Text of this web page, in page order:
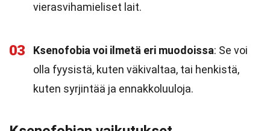
vierasvihamieliset lait.
03 Ksenofobia voi ilmetä eri muodoissa: Se voi
olla fyysistä, kuten väkivaltaa, tai henkistä,
kuten syrjintää ja ennakkoluuloja.